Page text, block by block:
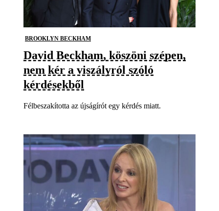
BROOKLYN BECKHAM
David Beckham, köszöni szépen,
nem kér a viszályról szóló
kérdésekből
Félbeszakította az újságírót egy kérdés miatt.